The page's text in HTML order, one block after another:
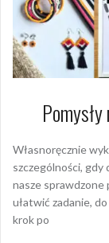
Własnoręcznie
szczególności, gdy
nasze sprawdzone
ułatwić zadanie,
krok po